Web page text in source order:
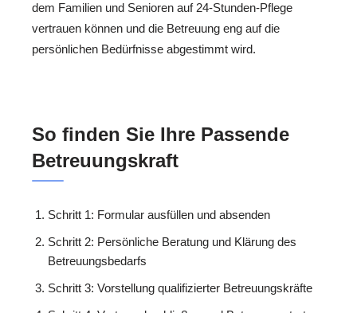
dem Familien und Senioren auf 24-Stunden-Pflege
vertrauen können und die Betreuung eng auf die
persönlichen Bedürfnisse abgestimmt wird.
So finden Sie Ihre Passende
Betreuungskraft
Schritt 1: Formular ausfüllen und absenden
Schritt 2: Persönliche Beratung und Klärung des
Betreuungsbedarfs
Schritt 3: Vorstellung qualifizierter Betreuungskräfte